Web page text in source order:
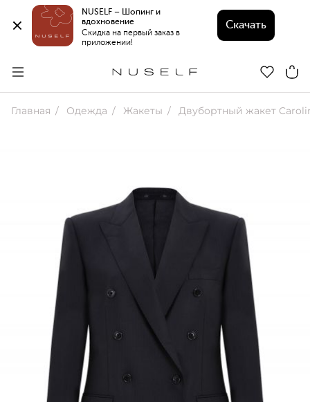
NUSELF – Шопинг и
вдохновение
Скидка на первый заказ в
приложении!
Скачать
Главная Одежда Жакеты Двубортный жакет